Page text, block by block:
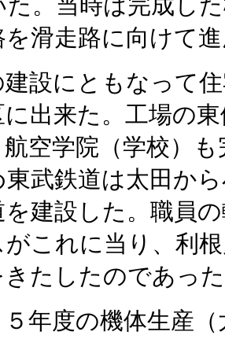
を滑走路に向けて
設にともなって
出来た。工場の
空学院（学校）
武鉄道は太田か
を建設した。職員
がこれに当り、利
きたしたのであっ
年度の機体生産（